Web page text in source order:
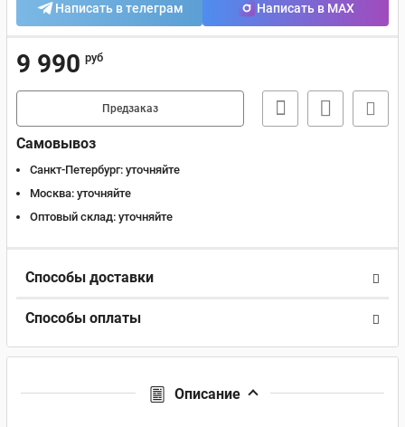
Написать в телеграм Написать в MAX
9 990 руб
Предзаказ
Самовывоз
Санкт-Петербург: уточняйте
Москва: уточняйте
Оптовый склад: уточняйте
Способы доставки
Способы оплаты
Описание